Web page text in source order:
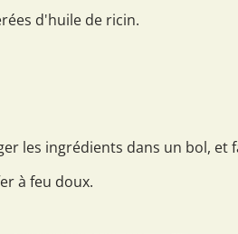
d'huile de ricin.
les ingrédients dans un bol, et
à feu doux.